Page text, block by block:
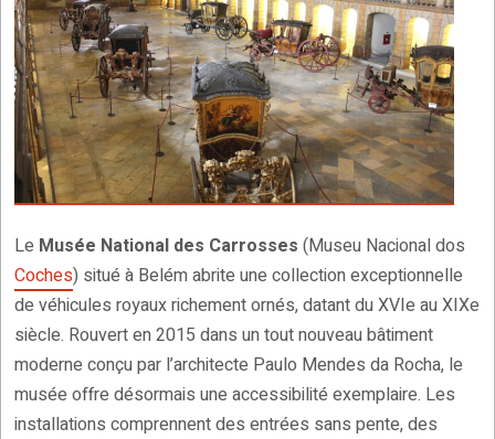
Le Musée National des Carrosses (Museu Nacional dos
Coches) situé à Belém abrite une collection exceptionnelle
de véhicules royaux richement ornés, datant du XVIe au XIXe
siècle. Rouvert en 2015 dans un tout nouveau bâtiment
moderne conçu par l’architecte Paulo Mendes da Rocha, le
musée offre désormais une accessibilité exemplaire. Les
installations comprennent des entrées sans pente, des